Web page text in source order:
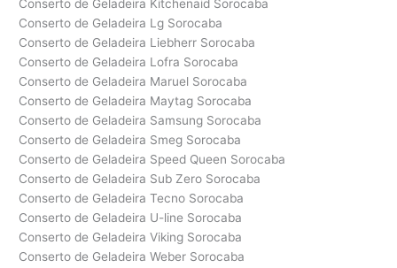
Conserto de Geladeira Kitchenaid Sorocaba
Conserto de Geladeira Lg Sorocaba
Conserto de Geladeira Liebherr Sorocaba
Conserto de Geladeira Lofra Sorocaba
Conserto de Geladeira Maruel Sorocaba
Conserto de Geladeira Maytag Sorocaba
Conserto de Geladeira Samsung Sorocaba
Conserto de Geladeira Smeg Sorocaba
Conserto de Geladeira Speed Queen Sorocaba
Conserto de Geladeira Sub Zero Sorocaba
Conserto de Geladeira Tecno Sorocaba
Conserto de Geladeira U-line Sorocaba
Conserto de Geladeira Viking Sorocaba
Conserto de Geladeira Weber Sorocaba